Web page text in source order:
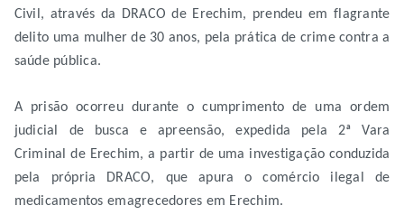
Civil, através da DRACO de Erechim, prendeu em flagrante
delito uma mulher de 30 anos, pela prática de crime contra a
saúde pública.
A prisão ocorreu durante o cumprimento de uma ordem
judicial de busca e apreensão, expedida pela 2ª Vara
Criminal de Erechim, a partir de uma investigação conduzida
pela própria DRACO, que apura o comércio ilegal de
medicamentos emagrecedores em Erechim.